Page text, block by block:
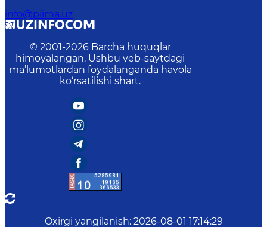
info@piima.uz
© 2001-2026 Barcha huquqlar
himoyalangan. Ushbu veb-saytdagi
ma’lumotlardan foydalanganda havola
ko‘rsatilishi shart.
Oxirgi yangilanish: 2026-08-01 17:14:29